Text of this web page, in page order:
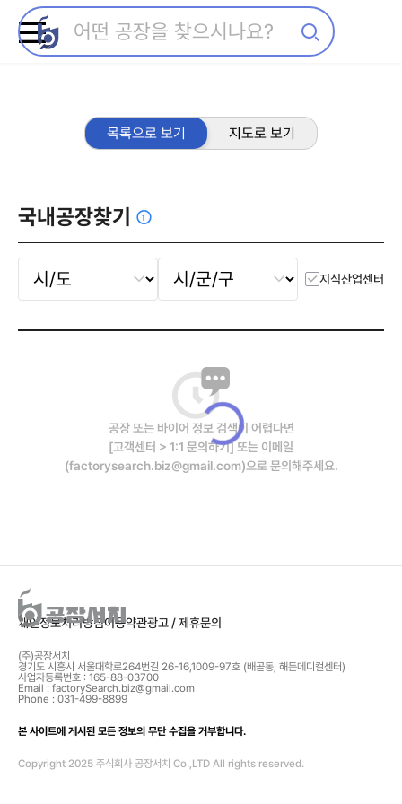
목록으로 보기 지도로 보기
국내공장찾기
지식산업센터
공장 또는 바이어 정보 검색이 어렵다면
[고객센터 > 1:1 문의하기] 또는 이메일
(factorysearch.biz@gmail.com)으로 문의해주세요.
개인정보처리방침이용약관광고 / 제휴문의
(주)공장서치
경기도 시흥시 서울대학로264번길 26-16,1009-97호 (배곧동, 해든메디컬센터)
사업자등록번호 : 165-88-03700
Email : factorySearch.biz@gmail.com
Phone : 031-499-8899
본 사이트에 게시된 모든 정보의 무단 수집을 거부합니다.
Copyright 2025 주식회사 공장서치 Co.,LTD All rights reserved.